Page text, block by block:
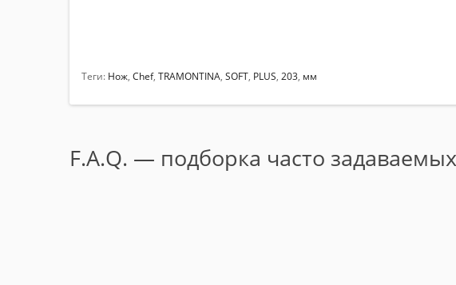
Теги: Нож, Chef, TRAMONTINA, SOFT, PLUS, 203, мм
F.A.Q. — подборка часто